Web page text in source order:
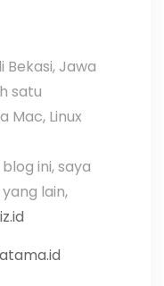
Bekasi, Jawa
satu
Mac, Linux
ini, saya
lain,